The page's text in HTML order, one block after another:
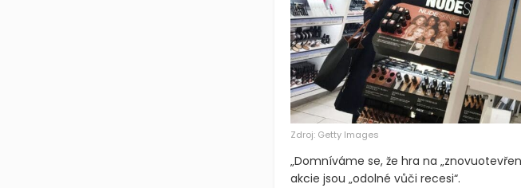
Zdroj: Getty Images
„Domníváme se, že hra na
akcie jsou „odolné vůči recesi“.